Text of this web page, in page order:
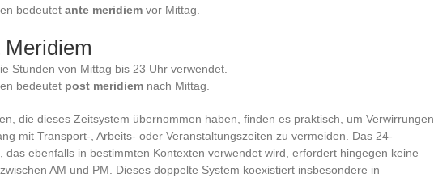
bedeutet ante meridiem vor Mittag.
Meridiem
Stunden von Mittag bis 23 Uhr verwendet.
bedeutet post meridiem nach Mittag.
die dieses Zeitsystem übernommen haben, finden es praktisch, um Verwirrungen
mit Transport-, Arbeits- oder Veranstaltungszeiten zu vermeiden. Das 24-
das ebenfalls in bestimmten Kontexten verwendet wird, erfordert hingegen keine
AM und PM. Dieses doppelte System koexistiert insbesondere in